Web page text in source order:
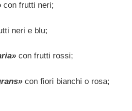
con frutti neri;
neri e blu;
con frutti rossi;
con fiori bianchi o rosa;